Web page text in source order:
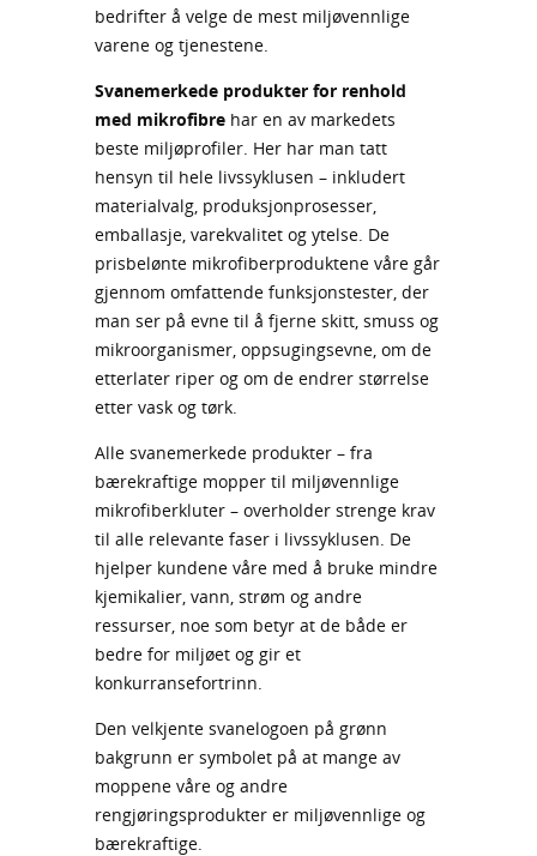
bedrifter å velge de mest miljøvennlige
varene og tjenestene.
Svanemerkede produkter for renhold
med mikrofibre har en av markedets
beste miljøprofiler. Her har man tatt
hensyn til hele livssyklusen – inkludert
materialvalg, produksjonprosesser,
emballasje, varekvalitet og ytelse. De
prisbelønte mikrofiberproduktene våre går
gjennom omfattende funksjonstester, der
man ser på evne til å fjerne skitt, smuss og
mikroorganismer, oppsugingsevne, om de
etterlater riper og om de endrer størrelse
etter vask og tørk.
Alle svanemerkede produkter – fra
bærekraftige mopper til miljøvennlige
mikrofiberkluter – overholder strenge krav
til alle relevante faser i livssyklusen. De
hjelper kundene våre med å bruke mindre
kjemikalier, vann, strøm og andre
ressurser, noe som betyr at de både er
bedre for miljøet og gir et
konkurransefortrinn.
Den velkjente svanelogoen på grønn
bakgrunn er symbolet på at mange av
moppene våre og andre
rengjøringsprodukter er miljøvennlige og
bærekraftige.